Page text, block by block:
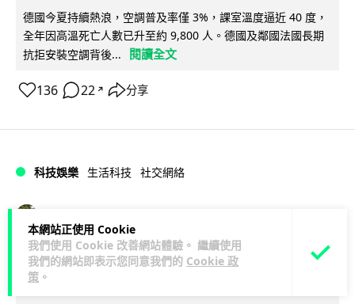
本網站正使用 Cookie
我們使用 Cookie 改善網站體驗。 繼續使用
我們的網站即表示您同意我們的 Cookie 政
策 。
德國今夏持續熱浪，空調普及率僅 3%，課室溫度逼近 40 度，
全年因高溫死亡人數已升至約 9,800 人。德國及鄰國法國長期
抗拒安裝空調背後...
閱讀全文
136 22 ↗ 分享
科技娛樂 生活科技 社交網絡
Telegram 一度從 Apple App Store 下
架 官方未解釋原因迅速恢復上架